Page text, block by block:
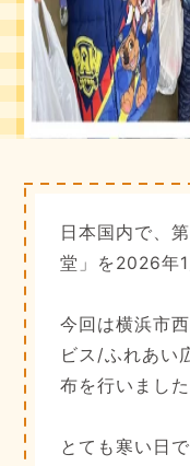
日本国内で、
堂」を2026年
今回は横浜市
ビス/ふれあい
布を行いました
とても寒い日で